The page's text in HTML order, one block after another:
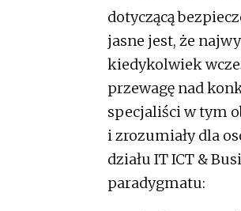
dotyczącą
jasne jest, że
kiedykolwiek
przewagę nad
specjaliści w tym
i zrozumiały dla
działu IT ICT &
paradygmatu: